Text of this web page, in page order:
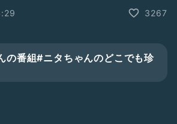
3267
の番組#ニタちゃんのどこでも珍